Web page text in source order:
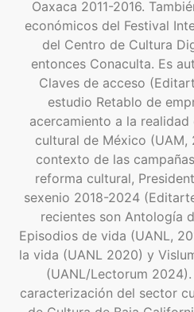
Oaxaca 2011-2016.
económicos del Festival
del Centro de Cultura
entonces Conaculta. Es
Claves de acceso
estudio Retablo de
acercamiento a la
cultural de México (UAM,
contexto de las
reforma cultural,
sexenio 2018-2024
recientes son Antología
Episodios de vida (UANL,
la vida (UANL 2020) y
(UANL/Lectorum
caracterización del sector